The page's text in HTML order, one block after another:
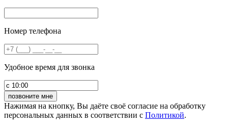
Номер телефона
Удобное время для звонка
Нажимая на кнопку, Вы даёте своё согласие на обработку
персональных данных в соответствии с Политикой.